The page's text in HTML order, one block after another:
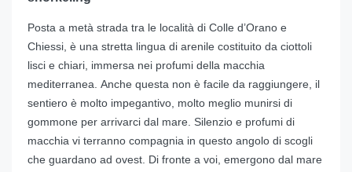
Posta a metà strada tra le località di Colle d’Orano e
Chiessi, è una stretta lingua di arenile costituito da ciottoli
lisci e chiari, immersa nei profumi della macchia
mediterranea. Anche questa non è facile da raggiungere, il
sentiero è molto impegantivo, molto meglio munirsi di
gommone per arrivarci dal mare. Silenzio e profumi di
macchia vi terranno compagnia in questo angolo di scogli
che guardano ad ovest. Di fronte a voi, emergono dal mare